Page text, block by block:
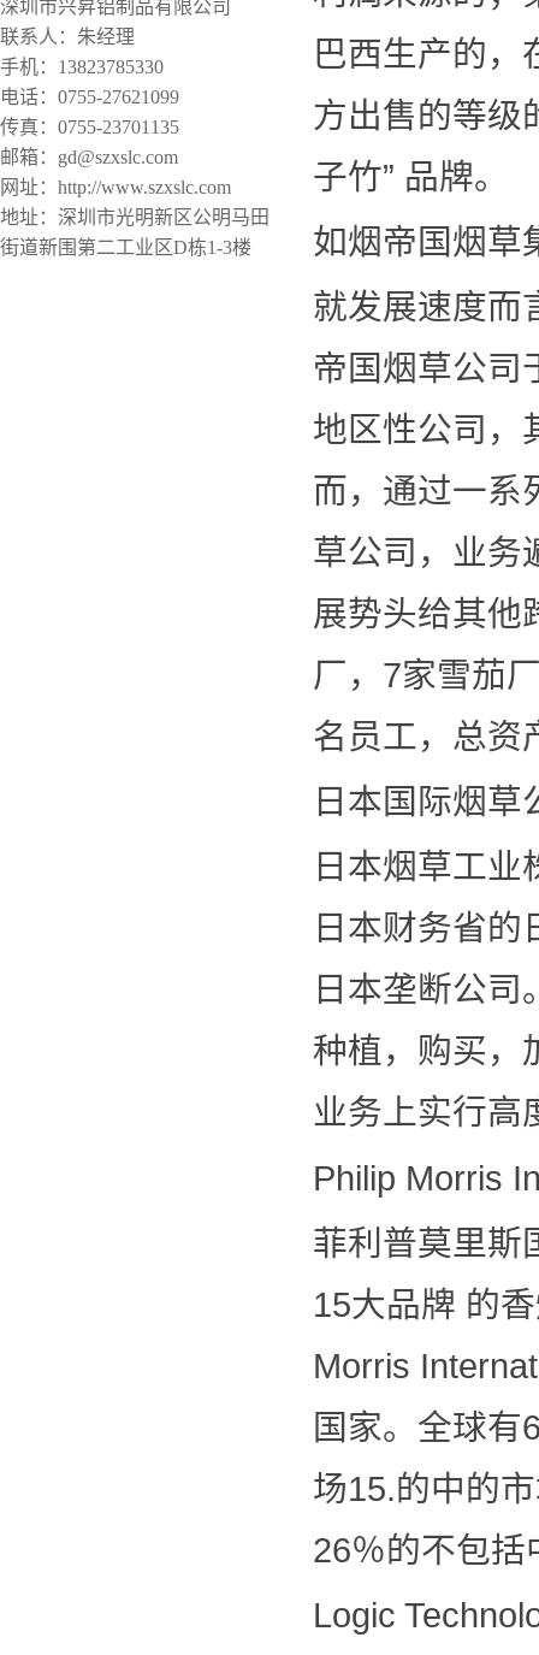
深圳市兴昇铝制品有限公司
联系人：朱经理
手机：13823785330
电话：0755-27621099
传真：0755-23701135
邮箱：gd@szxslc.com
网址：http://www.szxslc.com
地址：深圳市光明新区公明马田
街道新围第二工业区D栋1-3楼
巴西生产的
方出售的等级
子竹” 品牌。
如烟帝国烟草
就发展速度而
帝国烟草公司
地区性公司，
而，通过一系
草公司，业务
展势头给其他
厂，7家雪茄
名员工，总资
日本国际烟草
日本烟草工
日本财务省
日本垄断公
种植，购买，
业务上实行高
Philip Morris
菲利普莫里斯
15大品牌 的
Morris
国家。全球有
场15.的中的
26％的不包括
Logic